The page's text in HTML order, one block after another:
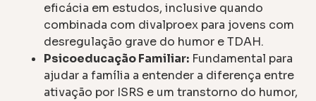
eficácia em estudos, inclusive quando
combinada com divalproex para jovens com
desregulação grave do humor e TDAH.
Psicoeducação Familiar: Fundamental para
ajudar a família a entender a diferença entre
ativação por ISRS e um transtorno do humor,